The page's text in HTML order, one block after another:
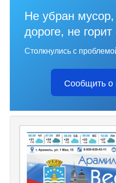
Не убран
дороге, не
Столкнулись с
Сообщить о